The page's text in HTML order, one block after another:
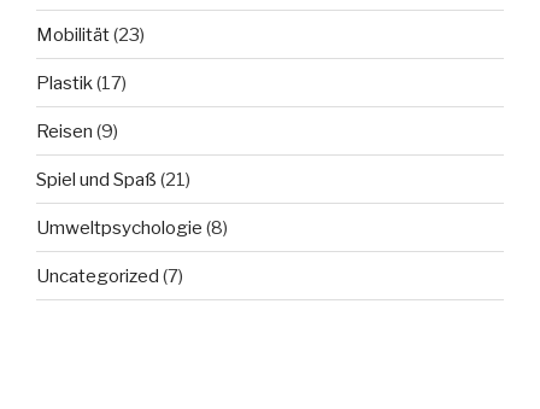
Mobilität(23)
Plastik(17)
Reisen (9)
Spiel und Spaß (21)
Umweltpsychologie (8)
Uncategorized (7)